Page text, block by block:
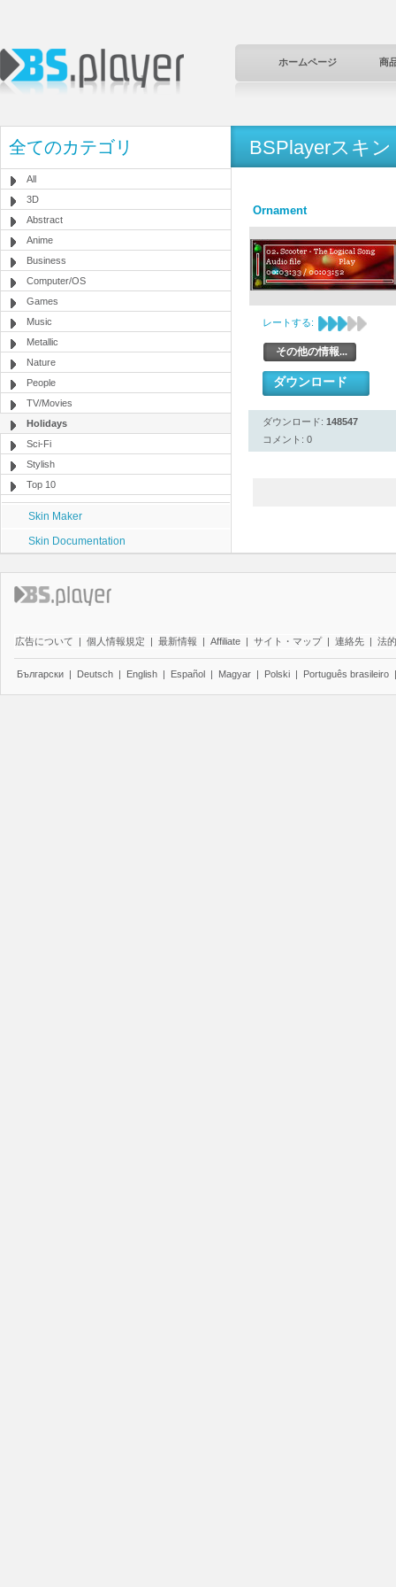
ホームページ 商
全てのカテゴリ
All
3D
Abstract
Anime
Business
Computer/OS
Games
Music
Metallic
Nature
People
TV/Movies
Holidays
Sci-Fi
Stylish
Top 10
Skin Maker
Skin Documentation
BSPlayerスキン
Ornament
レートする:
その他の情報...
ダウンロード
ダウンロード: 148547
コメント: 0
広告について | 個人情報規定 | 最新情報 | Affiliate | サイト・マップ | 連絡先 | 法
Български | Deutsch | English | Español | Magyar | Polski | Português brasileiro